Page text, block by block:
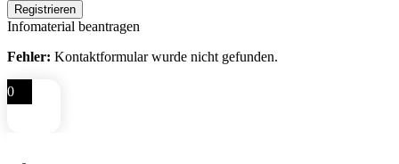
Infomaterial beantragen
Fehler: Kontaktformular wurde nicht gefunden.
0